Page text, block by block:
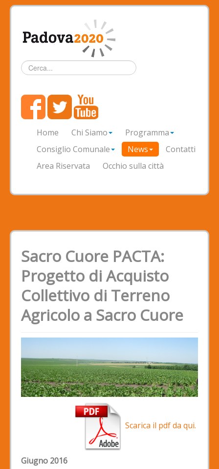
Cerca...
Home Chi Siamo
Programma
Consiglio Comunale
News
Contatti
Area Riservata
Occhio sulla città
Sacro Cuore PACTA:
Progetto di Acquisto
Collettivo di Terreno
Agricolo a Sacro Cuore
Scarica il pdf da qui.
Giugno 2016